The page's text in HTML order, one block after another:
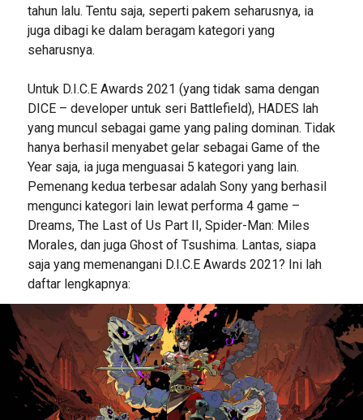
tahun lalu. Tentu saja, seperti pakem seharusnya, ia
juga dibagi ke dalam beragam kategori yang
seharusnya.
Untuk D.I.C.E Awards 2021 (yang tidak sama dengan
DICE – developer untuk seri Battlefield), HADES lah
yang muncul sebagai game yang paling dominan. Tidak
hanya berhasil menyabet gelar sebagai Game of the
Year saja, ia juga menguasai 5 kategori yang lain.
Pemenang kedua terbesar adalah Sony yang berhasil
mengunci kategori lain lewat performa 4 game –
Dreams, The Last of Us Part II, Spider-Man: Miles
Morales, dan juga Ghost of Tsushima. Lantas, siapa
saja yang memenangani D.I.C.E Awards 2021? Ini lah
daftar lengkapnya: